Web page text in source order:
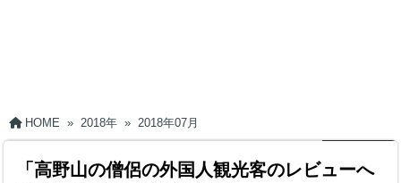
HOME » 2018年 » 2018年07月
「高野山の僧侶の外国人観光客のレビューへ